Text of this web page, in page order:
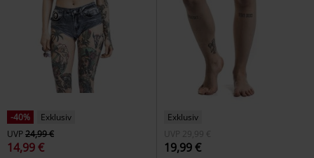
-40%
Exklusiv
UVP24,99 €
14,99 €
Exklusiv
UVP
29,99 €
19,99 €